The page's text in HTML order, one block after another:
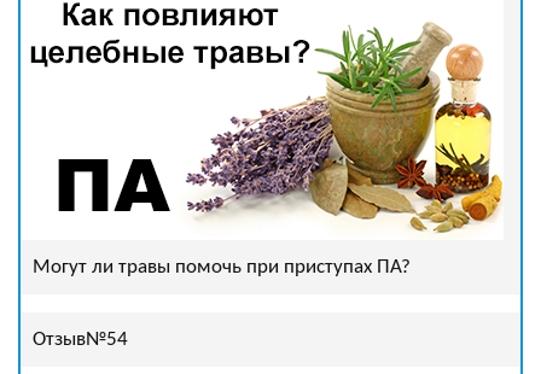
Могут ли травы помочь при приступах ПА?
Отзыв№54